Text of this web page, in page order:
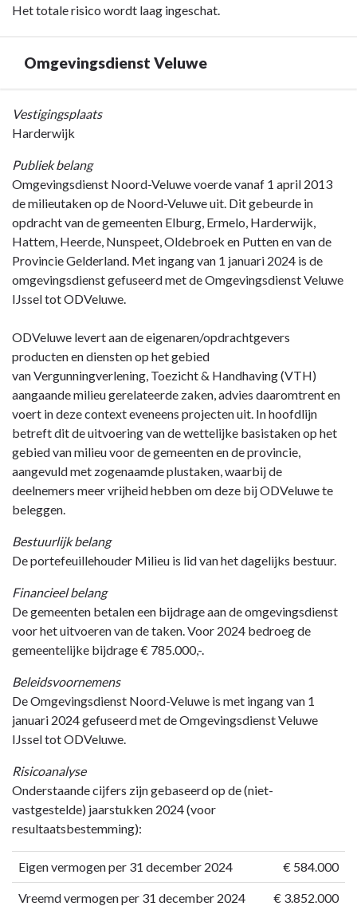
Het totale risico wordt laag ingeschat.
Omgevingsdienst Veluwe
Terug
naar
Jaarverslag
Paragraaf
Verbonden
partijen
Omgevingsdienst
Vestigingsplaats
Harderwijk
Publiek belang
Omgevingsdienst Noord-Veluwe voerde vanaf 1 april 2013
de milieutaken op de Noord-Veluwe uit. Dit gebeurde in
opdracht van de gemeenten Elburg, Ermelo, Harderwijk,
Hattem, Heerde, Nunspeet, Oldebroek en Putten en van de
Provincie Gelderland. Met ingang van 1 januari 2024 is de
omgevingsdienst gefuseerd met de Omgevingsdienst Veluwe
IJssel tot ODVeluwe.
ODVeluwe levert aan de eigenaren/opdrachtgevers
producten en diensten op het gebied
van Vergunningverlening, Toezicht & Handhaving (VTH)
aangaande milieu gerelateerde zaken, advies daaromtrent en
voert in deze context eveneens projecten uit. In hoofdlijn
betreft dit de uitvoering van de wettelijke basistaken op het
gebied van milieu voor de gemeenten en de provincie,
aangevuld met zogenaamde plustaken, waarbij de
deelnemers meer vrijheid hebben om deze bij ODVeluwe te
beleggen.
Bestuurlijk belang
De portefeuillehouder Milieu is lid van het dagelijks bestuur.
Financieel belang
De gemeenten betalen een bijdrage aan de omgevingsdienst
voor het uitvoeren van de taken. Voor 2024 bedroeg de
gemeentelijke bijdrage € 785.000,-.
Beleidsvoornemens
De Omgevingsdienst Noord-Veluwe is met ingang van 1
januari 2024 gefuseerd met de Omgevingsdienst Veluwe
IJssel tot ODVeluwe.
Risicoanalyse
Onderstaande cijfers zijn gebaseerd op de (niet-
vastgestelde) jaarstukken 2024 (voor
resultaatsbestemming):
Eigen vermogen per 31 december 2024 € 584.000
Vreemd vermogen per 31 december 2024 € 3.852.000